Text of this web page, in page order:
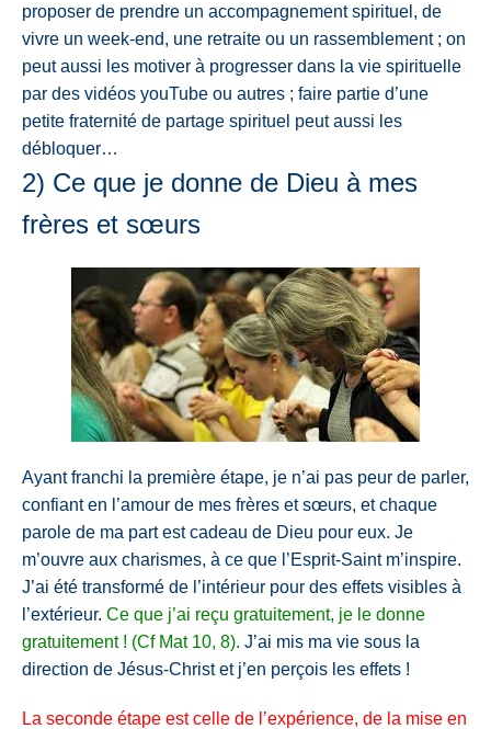
proposer de prendre un accompagnement spirituel, de
vivre un week-end, une retraite ou un rassemblement ; on
peut aussi les motiver à progresser dans la vie spirituelle
par des vidéos youTube ou autres ; faire partie d’une
petite fraternité de partage spirituel peut aussi les
débloquer…
2) Ce que je donne de Dieu à mes
frères et sœurs
Ayant franchi la première étape, je n’ai pas peur de parler,
confiant en l’amour de mes frères et sœurs, et chaque
parole de ma part est cadeau de Dieu pour eux. Je
m’ouvre aux charismes, à ce que l’Esprit-Saint m’inspire.
J’ai été transformé de l’intérieur pour des effets visibles à
l’extérieur. Ce que j’ai reçu gratuitement, je le donne
gratuitement ! (Cf Mat 10, 8). J’ai mis ma vie sous la
direction de Jésus-Christ et j’en perçois les effets !
La seconde étape est celle de l’expérience, de la mise en